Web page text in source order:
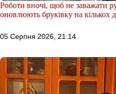
Роботи вночі, щоб не заважати
оновлюють бруківку на кількох
05 Серпня 2026, 21:14